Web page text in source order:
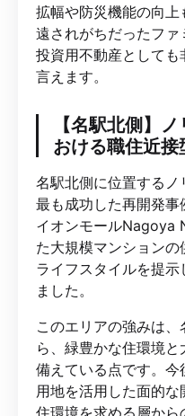
拡幅や防災機能の向
遠されがちだったファ
投資用不動産としても
言えます。
【名駅北側】
おける職住近接
名駅北側に位置する
最も成功した再開発事
イオンモールNagoya
た大規模マンション
ライフスタイルを提
ました。
このエリアの強みは
ら、緑豊かな住環境
備えている点です。
用地を活用した面的
住環境を求める層から